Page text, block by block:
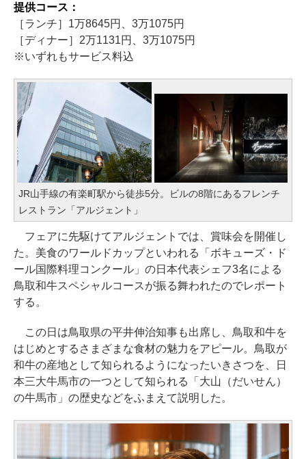
提供コース：
［ランチ］1万8645円、3万1075円
［ディナー］2万1131円、3万1075円
※いずれもサービス料込
JR山手線の有楽町駅から徒歩5分。ビルの8階にあるフレンチ
レストラン「アルジェント」
フェアに先駆けてアルジェントでは、賞味会を開催し
た。美食のワールドカップといわれる「ボキューズ・ド
ール国際料理コンクール」の日本代表シェフ3名による
鳥取和牛スペシャルコースが振る舞われたのでレポート
する。
この日は鳥取県の平井伸治知事も出席し、鳥取和牛を
はじめとするさまざまな食材の魅力をアピール。鳥取が
和牛の産地として知られるようになったいきさつを、日
本三大牛馬市の一つとして知られる「大山（だいせん）
の牛馬市」の歴史などをふまえて説明した。